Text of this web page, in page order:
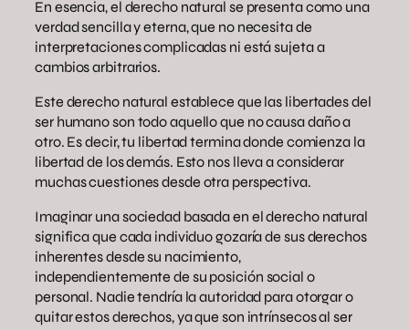
En esencia, el derecho natural se presenta como una
verdad sencilla y eterna, que no necesita de
interpretaciones complicadas ni está sujeta a
cambios arbitrarios.
Este derecho natural establece que las libertades del
ser humano son todo aquello que no causa daño a
otro. Es decir, tu libertad termina donde comienza la
libertad de los demás. Esto nos lleva a considerar
muchas cuestiones desde otra perspectiva.
Imaginar una sociedad basada en el derecho natural
significa que cada individuo gozaría de sus derechos
inherentes desde su nacimiento,
independientemente de su posición social o
personal. Nadie tendría la autoridad para otorgar o
quitar estos derechos, ya que son intrínsecos al ser